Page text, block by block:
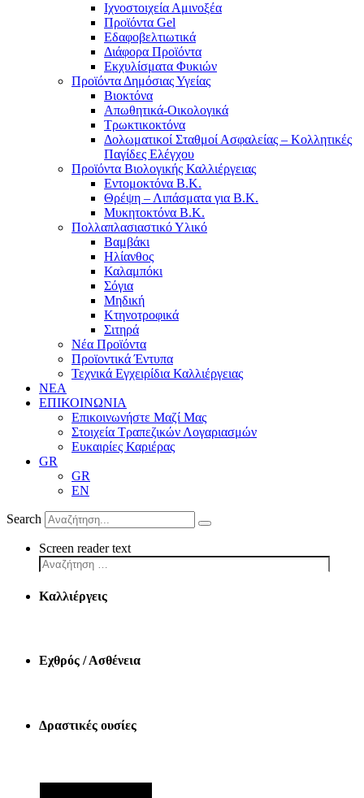
Ιχνοστοιχεία Αμινοξέα
Προϊόντα Gel
Εδαφοβελτιωτικά
Διάφορα Προϊόντα
Εκχυλίσματα Φυκιών
Προϊόντα Δημόσιας Υγείας
Βιοκτόνα
Απωθητικά-Οικολογικά
Τρωκτικοκτόνα
Δολωματικοί Σταθμοί Ασφαλείας – Κολλητικές
Παγίδες Ελέγχου
Προϊόντα Βιολογικής Καλλιέργειας
Εντομοκτόνα Β.Κ.
Θρέψη – Λιπάσματα για Β.Κ.
Μυκητοκτόνα Β.Κ.
Πολλαπλασιαστικό Υλικό
Βαμβάκι
Ηλίανθος
Καλαμπόκι
Σόγια
Μηδική
Κτηνοτροφικά
Σιτηρά
Νέα Προϊόντα
Προϊοντικά Έντυπα
Τεχνικά Εγχειρίδια Καλλιέργειας
ΝΕΑ
ΕΠΙΚΟΙΝΩΝΙΑ
Επικοινωνήστε Μαζί Μας
Στοιχεία Τραπεζικών Λογαριασμών
Ευκαιρίες Καριέρας
GR
GR
EN
Search
Screen reader text
Καλλιέργεις
Εχθρός / Ασθένεια
Δραστικές ουσίες